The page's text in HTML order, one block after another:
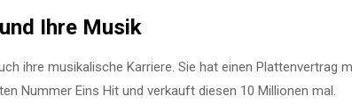
und Ihre Musik
ihre musikalische Karriere. Sie hat einen Plattenvertrag
Nummer Eins Hit und verkauft diesen 10 Millionen mal.